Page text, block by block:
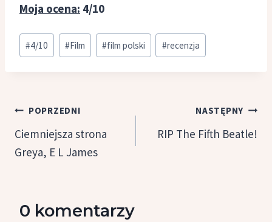
Moja ocena: 4/10
Tagi
wpisu:
#4/10 #Film #film polski #recenzja
Nawigacja
wpisu
POPRZEDNI
Ciemniejsza strona
Greya, E L James
NASTĘPNY
RIP The Fifth Beatle!
0 komentarzy